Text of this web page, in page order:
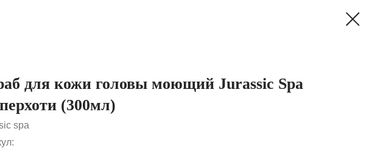
для кожи головы моющий Jurassic Spa
(300мл)
spa